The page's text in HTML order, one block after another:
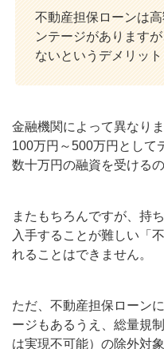
不動産担保ローンは
ンテージがあります
ないというデメリット
金融機関によって異なり
100万円～500万円として
数十万円の融資を受ける
またもちろんですが、持
入手することが難しい「
れることはできません。
ただ、不動産担保ローン
ージもあるうえ、総量規
は実現不可能）の除外対